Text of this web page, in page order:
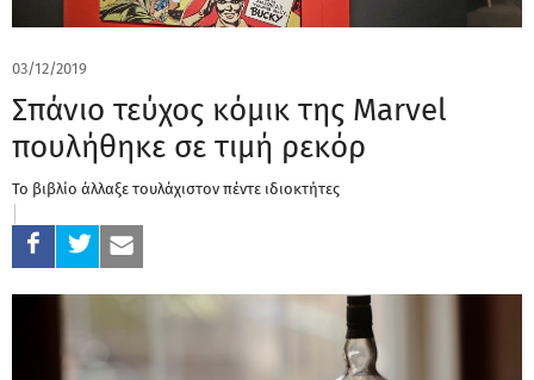
03/12/2019
Σπάνιο τεύχος κόμικ της Marvel
πουλήθηκε σε τιμή ρεκόρ
Το βιβλίο άλλαξε τουλάχιστον πέντε ιδιοκτήτες